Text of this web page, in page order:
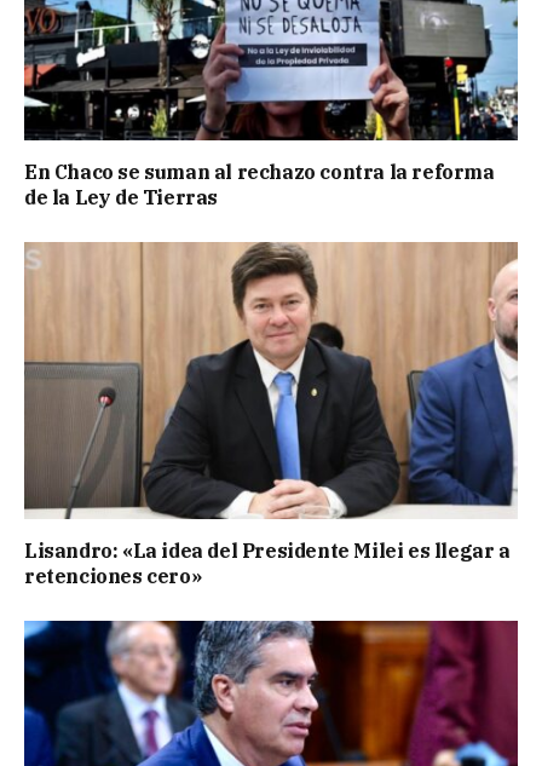
En Chaco se suman al rechazo contra la reforma
de la Ley de Tierras
Lisandro: «La idea del Presidente Milei es llegar a
retenciones cero»